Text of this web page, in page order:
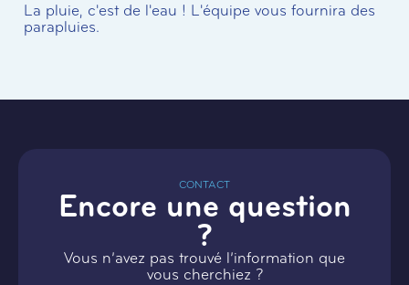
La pluie, c'est de l'eau ! L'équipe vous fournira des
parapluies.
CONTACT
Encore une question
?
Vous n’avez pas trouvé l’information que
vous cherchiez ?